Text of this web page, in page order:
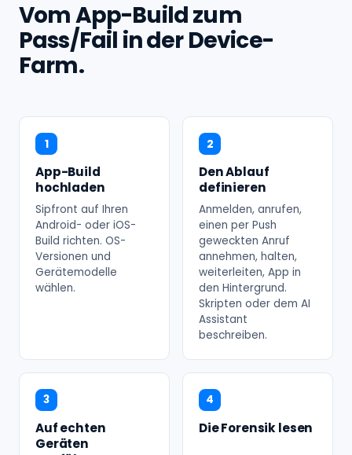
Vom App-Build zum
Pass/Fail in der Device-
Farm.
1
App-Build
hochladen
Sipfront auf Ihren
Android- oder iOS-
Build richten. OS-
Versionen und
Gerätemodelle
wählen.
2
Den Ablauf
definieren
Anmelden, anrufen,
einen per Push
geweckten Anruf
annehmen, halten,
weiterleiten, App in
den Hintergrund.
Skripten oder dem AI
Assistant
beschreiben.
3
Auf echten
Geräten
4
Die Forensik lesen